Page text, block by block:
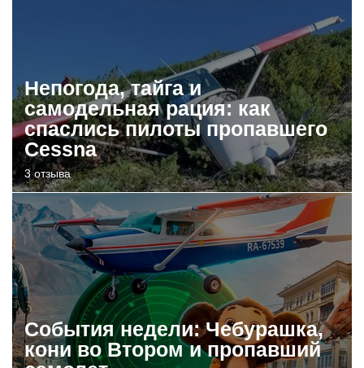
Непогода, тайга и
самодельная рация: как
спаслись пилоты пропавшего
Cessna
3 отзыва
События недели: Чебурашка,
кони во Втором и пропавший